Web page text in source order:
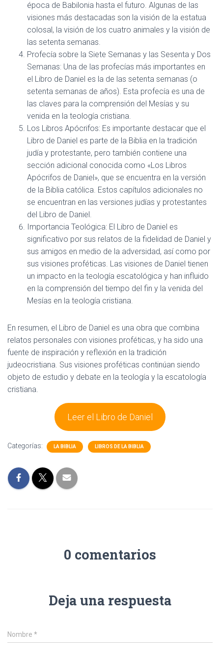
época de Babilonia hasta el futuro. Algunas de las
visiones más destacadas son la visión de la estatua
colosal, la visión de los cuatro animales y la visión de
las setenta semanas.
Profecía sobre la Siete Semanas y las Sesenta y Dos
Semanas: Una de las profecías más importantes en
el Libro de Daniel es la de las setenta semanas (o
setenta semanas de años). Esta profecía es una de
las claves para la comprensión del Mesías y su
venida en la teología cristiana.
Los Libros Apócrifos: Es importante destacar que el
Libro de Daniel es parte de la Biblia en la tradición
judía y protestante, pero también contiene una
sección adicional conocida como «Los Libros
Apócrifos de Daniel», que se encuentra en la versión
de la Biblia católica. Estos capítulos adicionales no
se encuentran en las versiones judías y protestantes
del Libro de Daniel.
Importancia Teológica: El Libro de Daniel es
significativo por sus relatos de la fidelidad de Daniel y
sus amigos en medio de la adversidad, así como por
sus visiones proféticas. Las visiones de Daniel tienen
un impacto en la teología escatológica y han influido
en la comprensión del tiempo del fin y la venida del
Mesías en la teología cristiana.
En resumen, el Libro de Daniel es una obra que combina
relatos personales con visiones proféticas, y ha sido una
fuente de inspiración y reflexión en la tradición
judeocristiana. Sus visiones proféticas continúan siendo
objeto de estudio y debate en la teología y la escatología
cristiana.
Leer el Libro de Daniel
Categorías: LA BIBLIA LIBROS DE LA BIBLIA
0 comentarios
Deja una respuesta
Nombre *